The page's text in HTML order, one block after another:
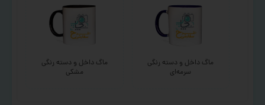
ماگ داخل و دسته رنگی
سرمه‌ای
ماگ داخل و دسته رنگی
مشکی